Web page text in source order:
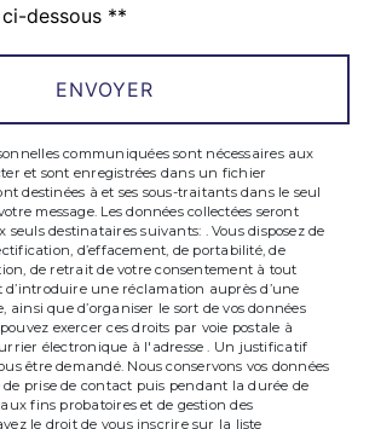
dessous **
ENVOYER
communiquées sont nécessaires aux
et sont enregistrées dans un fichier
destinées à et ses sous-traitants dans le seul
message. Les données collectées seront
destinataires suivants: . Vous disposez de
d’effacement, de portabilité, de
de retrait de votre consentement à tout
une réclamation auprès d’une
ainsi que d’organiser le sort de vos données
exercer ces droits par voie postale à
électronique à l'adresse . Un justificatif
être demandé. Nous conservons vos données
prise de contact puis pendant la durée de
fins probatoires et de gestion des
le droit de vous inscrire sur la liste